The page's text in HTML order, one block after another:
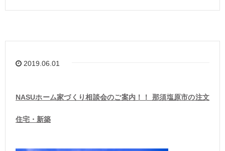
2019.06.01
NASUホーム家づくり相談会のご案内！！ 那須塩原市の注文
住宅・新築